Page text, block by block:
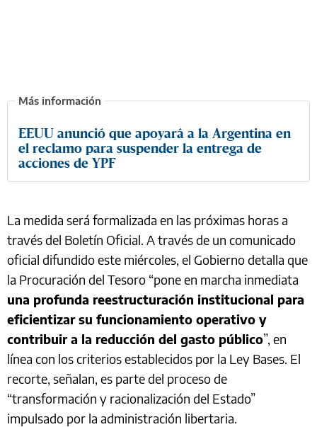
EEUU anunció que apoyará a la Argentina en
el reclamo para suspender la entrega de
acciones de YPF
La medida será formalizada en las próximas horas a
través del Boletín Oficial. A través de un comunicado
oficial difundido este miércoles, el Gobierno detalla que
la Procuración del Tesoro “pone en marcha inmediata
una profunda reestructuración institucional para
eficientizar su funcionamiento operativo y
contribuir a la reducción del gasto público”, en
línea con los criterios establecidos por la Ley Bases. El
recorte, señalan, es parte del proceso de
“transformación y racionalización del Estado”
impulsado por la administración libertaria.